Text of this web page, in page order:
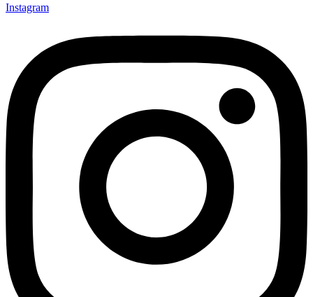
Instagram